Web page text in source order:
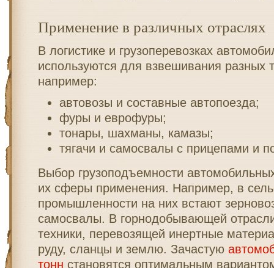
Применение в различных отраслях
В логистике и грузоперевозках
используются для взвешивания разных
например:
автовозы и составные автопоезда;
фуры и еврофуры;
тонары, шахманы, камазы;
тягачи и самосвалы с прицепами и
Выбор грузоподъемности
их сферы применения. Например, в
промышленности на них встают
самосвалы. В горнодобывающей
техники, перевозящей инертные
руду, сланцы и землю. Зачастую
тонн становятся оптимальным